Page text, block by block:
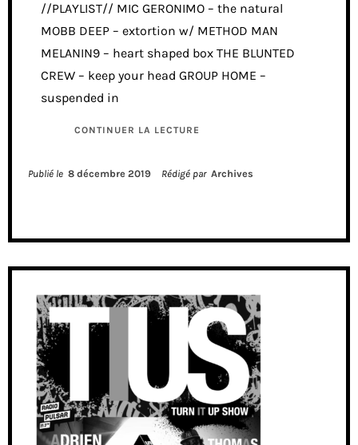
//PLAYLIST// MIC GERONIMO – the natural
MOBB DEEP – extortion w/ METHOD MAN
MELANIN9 – heart shaped box THE BLUNTED
CREW – keep your head GROUP HOME –
suspended in
CONTINUER LA LECTURE
Publié le 8 décembre 2019 Rédigé par Archives